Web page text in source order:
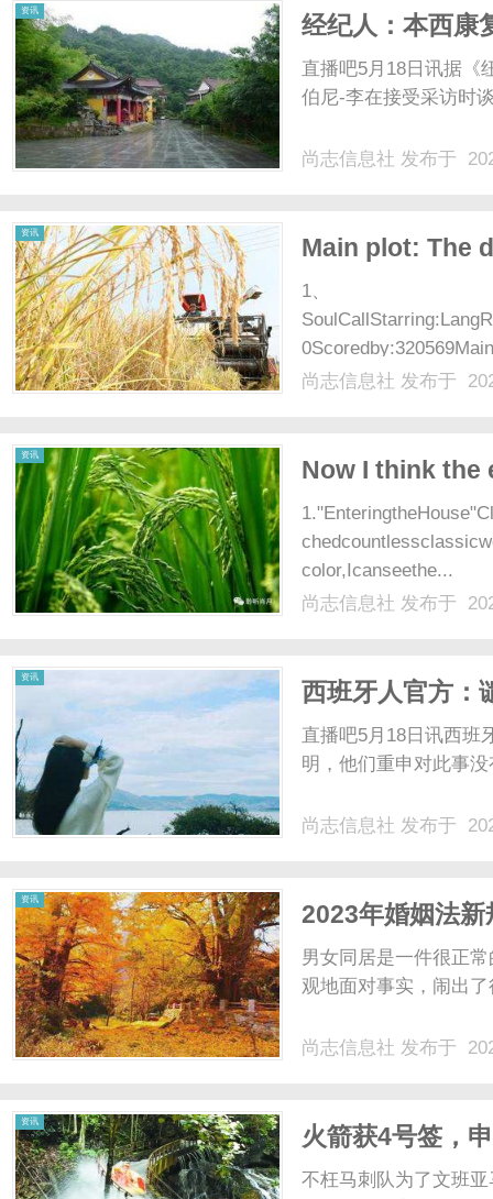
资讯
经纪人：本西康
非常兴奋
直播吧5月18日讯据《
伯尼-李在接受采访时
尚志信息社 发布于
资讯
Main plot: The
1、
oldhouse...
尚志信息社 发布于
资讯
Now I think the
color,Icanseethe...
尚志信息社 发布于
资讯
西班牙人官方：
捍卫球队利益
直播吧5月18日讯西班
明，他们重申对此事
尚志信息社 发布于
资讯
2023年婚姻法
被查到之后……
男女同居是一件很正
观地面对事实，闹出
尚志信息社 发布于
资讯
火箭获4号签，
地位无人撼动
不枉马刺队为了文班